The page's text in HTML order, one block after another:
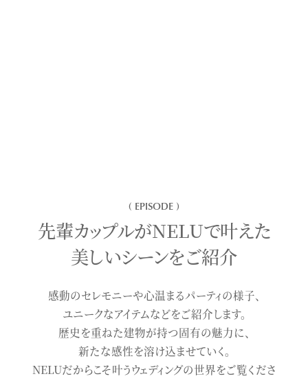
( EPISODE )
先輩カップルがNELUで叶えた
美しいシーンをご紹介
感動のセレモニーや心温まるパーティの様子、
ユニークなアイテムなどをご紹介します。
歴史を重ねた建物が持つ固有の魅力に、
新たな感性を溶け込ませていく。
NELUだからこそ叶うウェディングの世界をご覧くださ